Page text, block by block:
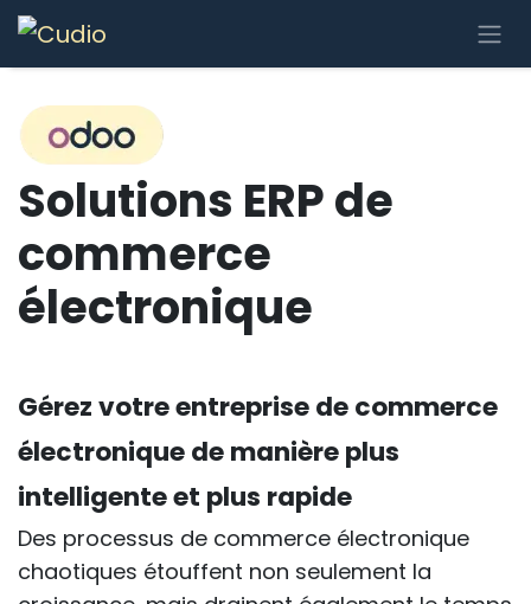
Se rendre au contenu
Solutions ERP de
commerce
électronique
Gérez votre entreprise de commerce
électronique de manière plus
intelligente et plus rapide
Des processus de commerce électronique
chaotiques étouffent non seulement la